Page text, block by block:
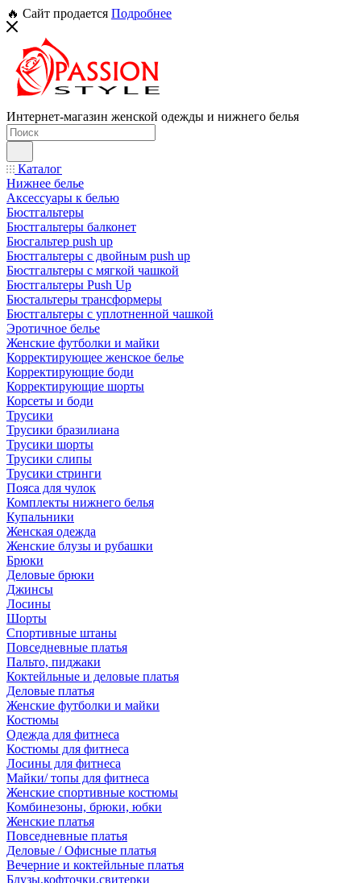
🔥 Сайт продается Подробнее
Интернет-магазин женской одежды и нижнего белья
Каталог
Нижнее белье
Аксессуары к белью
Бюстгальтеры
Бюстгальтеры балконет
Бюсгальтер push up
Бюстгальтеры с двойным push up
Бюстгальтеры с мягкой чашкой
Бюстгальтеры Push Up
Бюстальтеры трансформеры
Бюстгальтеры с уплотненной чашкой
Эротичное белье
Женские футболки и майки
Корректирующее женское белье
Корректирующие боди
Корректирующие шорты
Корсеты и боди
Трусики
Трусики бразилиана
Трусики шорты
Трусики слипы
Трусики стринги
Пояса для чулок
Комплекты нижнего белья
Купальники
Женская одежда
Женские блузы и рубашки
Брюки
Деловые брюки
Джинсы
Лосины
Шорты
Спортивные штаны
Повседневные платья
Пальто, пиджаки
Коктейльные и деловые платья
Деловые платья
Женские футболки и майки
Костюмы
Одежда для фитнеса
Костюмы для фитнеса
Лосины для фитнеса
Майки/ топы для фитнеса
Женские спортивные костюмы
Комбинезоны, брюки, юбки
Женские платья
Повседневные платья
Деловые / Офисные платья
Вечерние и коктейльные платья
Блузы,кофточки,свитерки